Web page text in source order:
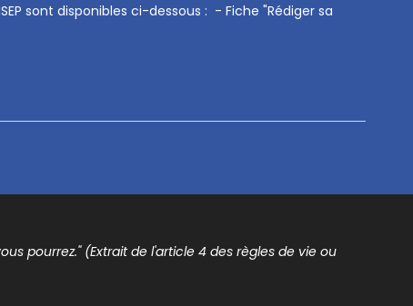
sont disponibles ci-dessous : - Fiche "Rédiger sa
pourrez." (Extrait de l'article 4 des règles de vie ou